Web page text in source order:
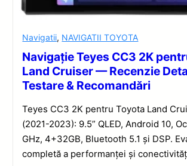
Navigatii, NAVIGATII TOYOTA
Navigație Teyes CC3 2K
Land Cruiser — Recenzie
Testare & Recomandări
Teyes CC3 2K pentru Toyota Land
(2021-2023): 9.5” QLED, Android 10,
GHz, 4+32GB, Bluetooth 5.1 și DSP.
completă a performanței și